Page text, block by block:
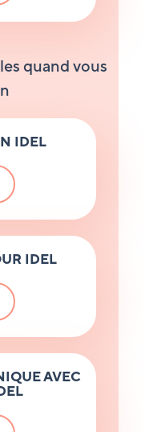
quand vous
IDEL
IDEL
AVEC